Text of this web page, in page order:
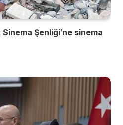
Şenliği’ne sinema